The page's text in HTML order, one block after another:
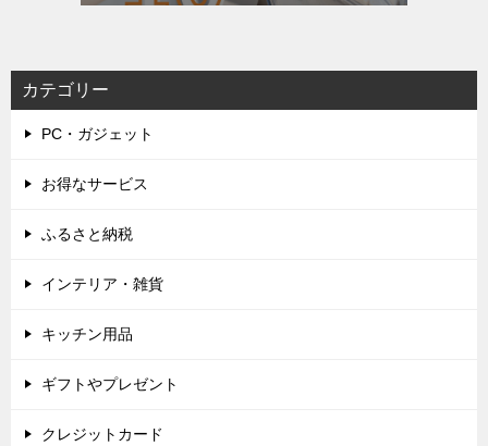
カテゴリー
PC・ガジェット
お得なサービス
ふるさと納税
インテリア・雑貨
キッチン用品
ギフトやプレゼント
クレジットカード